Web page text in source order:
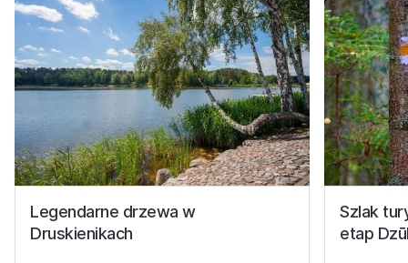
Legendarne drzewa w
Druskienikach
Szlak
etap